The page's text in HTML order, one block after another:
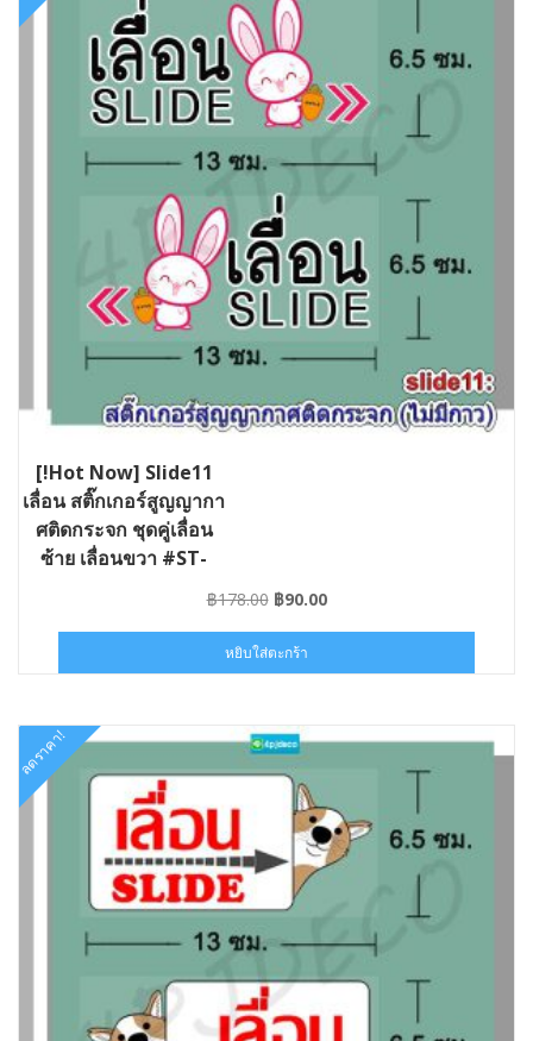
[!Hot Now] Slide11
เลื่อน สติ๊กเกอร์สูญญากา
ศติดกระจก ชุดคู่เลื่อน
ซ้าย เลื่อนขวา #ST-
฿178.00 Original
was:
฿178.00.
฿90.00Current
฿90.00.
หยิบใส่ตะกร้า
ลดราคา!